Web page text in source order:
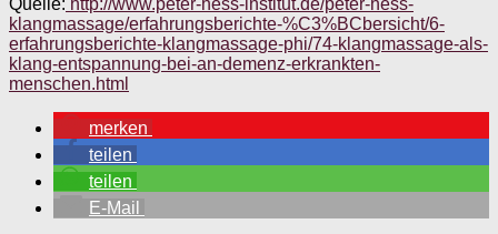
klangmassage/erfahrungsberichte-%C3%BCbersicht/6-
erfahrungsberichte-klangmassage-phi/74-klangmassage-als-
klang-entspannung-bei-an-demenz-erkrankten-
menschen.html
merken
teilen
teilen
E-Mail